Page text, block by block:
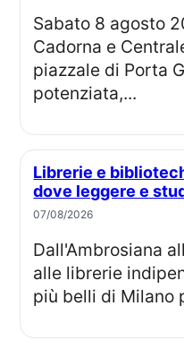
Sabato 8 agosto 2026: M2 chiusa tra
Cadorna e
piazzale di Porta
potenziata,...
Librerie e biblioteche storiche a Milano:
dove leggere e
07/08/2026
Dall'Ambrosiana alla Braidense, da Hoepli
alle librerie
più belli di Milano